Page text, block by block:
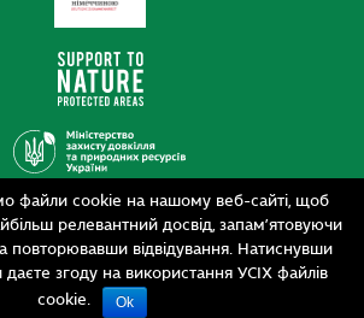
файли cookie на нашому веб-сайті, щоб
релевантний досвід, запам’ятовуючи
повторювавши відвідування. Натиснувши
даєте згоду на використання УСІХ файлів
cookie.
Ok
Дизайн
Розробка
siteGist